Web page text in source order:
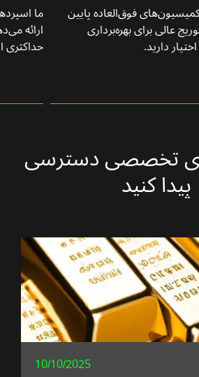
فوق‌العاده پایین
عالی برای بهره‌برداری
دارید.
ما
ارائه
حداکثری
تخصصی دسترسی
پیدا کنید
10/10/2025